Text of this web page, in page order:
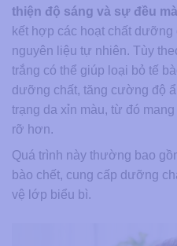
thiện độ sáng và sự đều
kết hợp các hoạt chất
nguyên liệu tự nhiên. Tùy
trắng có thể giúp loại bỏ tế
dưỡng chất, tăng cường độ
trạng da xỉn màu, từ đó
rỡ hơn.
Quá trình này thường bao
bào chết, cung cấp dưỡng
vệ lớp biểu bì.